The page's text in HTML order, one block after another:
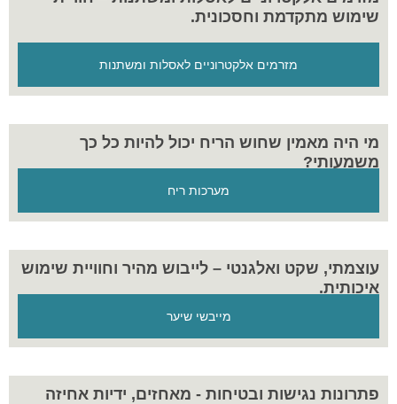
שימוש מתקדמת וחסכונית.
מזרמים אלקטרוניים לאסלות ומשתנות
מי היה מאמין שחוש הריח יכול להיות כל כך
משמעותי?
מערכות ריח
עוצמתי, שקט ואלגנטי – לייבוש מהיר וחוויית שימוש
איכותית.
מייבשי שיער
פתרונות נגישות ובטיחות - מאחזים, ידיות אחיזה